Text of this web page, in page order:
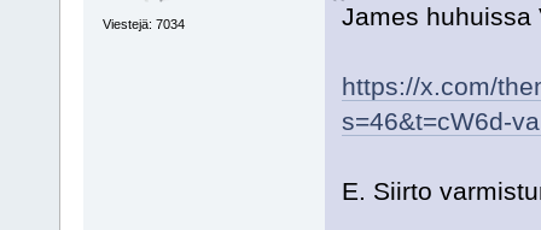
Viestejä: 7034
James
https://x.com/
s=46&t=cW6d-
E. Siirto